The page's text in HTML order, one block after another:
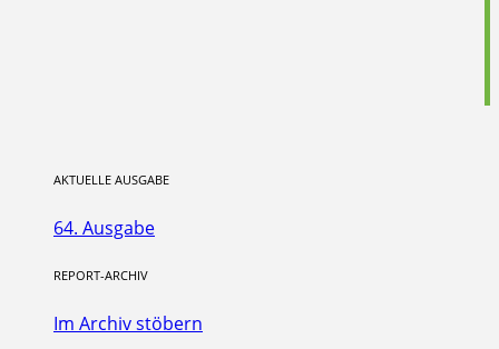
AKTUELLE AUSGABE
64. Ausgabe
REPORT-ARCHIV
Im Archiv stöbern